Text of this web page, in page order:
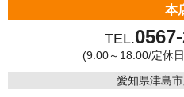
本
TEL.
(9:00～18:00/定休
愛知県津島